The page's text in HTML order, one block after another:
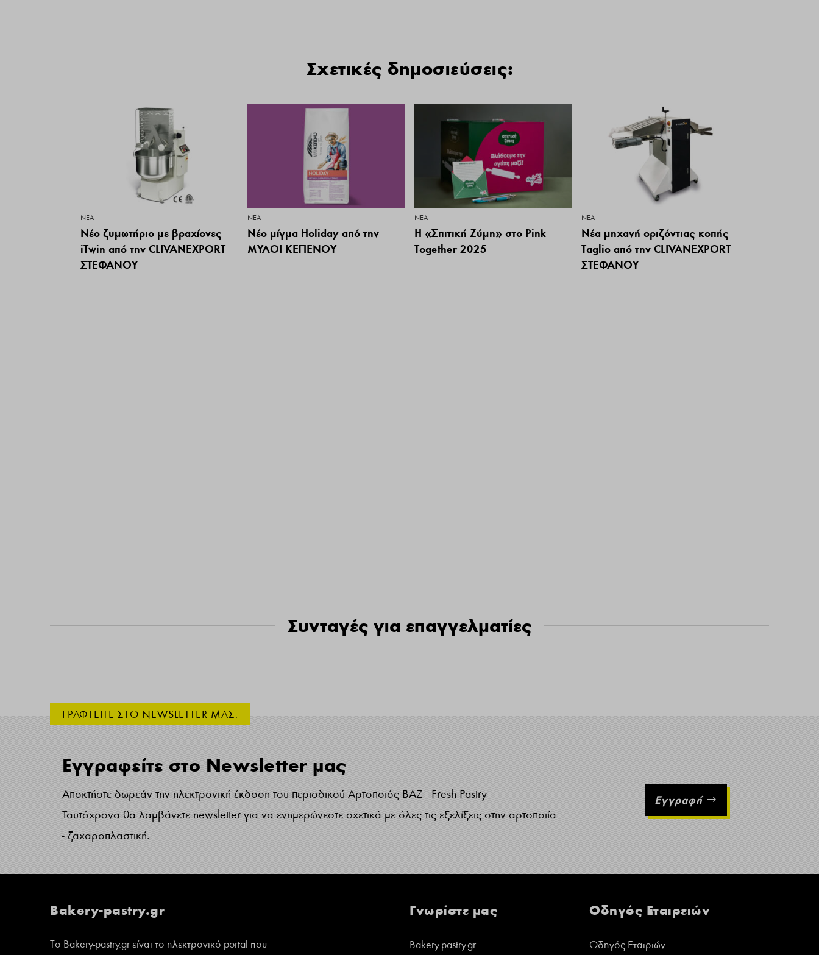
Σχετικές δημοσιεύσεις:
ΝΕΑ
Νέο ζυμωτήριο με βραχίονες
iTwin από την CLIVANEXPORT
ΣΤΕΦΑΝΟΥ
ΝΕΑ
Νέο μίγμα Holiday από την
ΜΥΛΟΙ ΚΕΠΕΝΟΥ
ΝΕΑ
Η «Σπιτική Ζύμη» στο Pink
Together 2025
ΝΕΑ
Νέα μηχανή οριζόντιας κοπής
Taglio από την CLIVANEXPORT
ΣΤΕΦΑΝΟΥ
Συνταγές για επαγγελματίες
ΓΡΑΦΤΕΙΤΕ ΣΤΟ NEWSLETTER ΜΑΣ:
Εγγραφείτε στο Newsletter μας
Αποκτήστε δωρεάν την ηλεκτρονική έκδοση του περιοδικού Αρτοποιός ΒΑΖ - Fresh Pastry
Ταυτόχρονα θα λαμβάνετε newsletter για να ενημερώνεστε σχετικά με όλες τις εξελίξεις στην αρτοποιία
- ζαχαροπλαστική.
Εγγραφή
Bakery-pastry.gr
Το Bakery-pastry.gr είναι το ηλεκτρονικό portal που
Γνωρίστε μας
Bakery-pastry.gr
Οδηγός Εταιρειών
Οδηγός Εταιριών